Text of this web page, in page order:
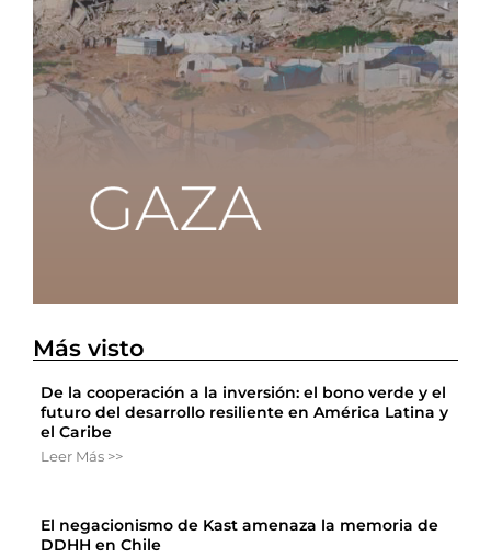
Más visto
De la cooperación a la inversión: el bono verde y el
futuro del desarrollo resiliente en América Latina y
el Caribe
Leer Más >>
El negacionismo de Kast amenaza la memoria de
DDHH en Chile